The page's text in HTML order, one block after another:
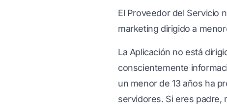
El Proveedor del Servicio
marketing dirigido a
La Aplicación no está
conscientemente
un menor de 13 años ha
servidores. Si eres padre,